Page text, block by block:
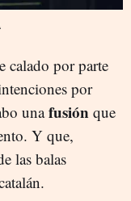
calado por parte
por
unafusión que
Y que,
las balas